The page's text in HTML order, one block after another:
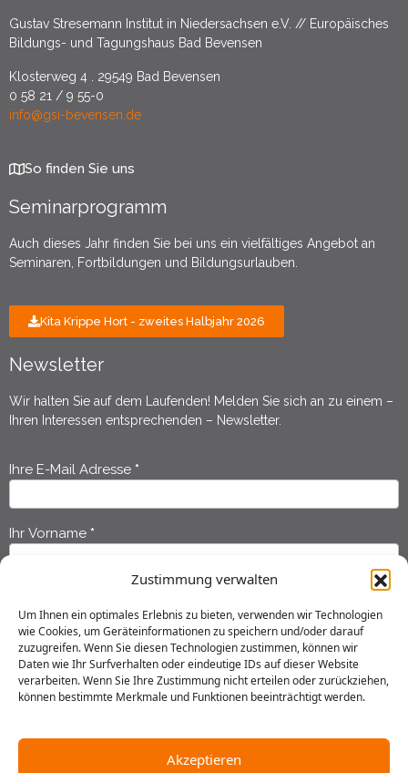
Zustimmung verwalten
Um Ihnen ein optimales Erlebnis zu bieten, verwenden wir Technologien
wie Cookies, um Geräteinformationen zu speichern und/oder darauf
zuzugreifen. Wenn Sie diesen Technologien zustimmen, können wir
Daten wie Ihr Surfverhalten oder eindeutige IDs auf dieser Website
verarbeiten. Wenn Sie Ihre Zustimmung nicht erteilen oder zurückziehen,
können bestimmte Merkmale und Funktionen beeinträchtigt werden.
Akzeptieren
Gustav Stresemann Institut in Niedersachsen e.V. // Europäisches
Bildungs- und Tagungshaus Bad Bevensen
Klosterweg 4 . 29549 Bad Bevensen
0 58 21 / 9 55-0
info@gsi-bevensen.de
So finden Sie uns
Seminarprogramm
Auch dieses Jahr finden Sie bei uns ein vielfältiges Angebot an
Seminaren, Fortbildungen und Bildungsurlauben.
Kita Krippe Hort - zweites Halbjahr 2026
Newsletter
Wir halten Sie auf dem Laufenden! Melden Sie sich an zu einem –
Ihren Interessen entsprechenden – Newsletter.
Newsletter
Anmeldung
Ihre E-Mail Adresse *
Ihr Vorname *
Ich habe die Datenschutzerklärunggelesen und erkläre mich
einverstanden, dass meine Daten gespeichert werden.
Senden